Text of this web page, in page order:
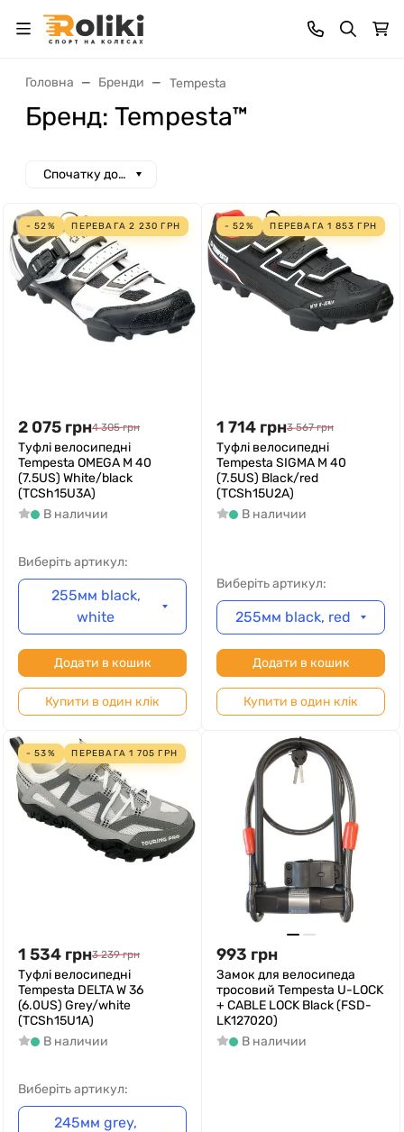
Головна Бренди Tempesta
Бренд: Tempesta™
Спочатку дорогі
- 52% ПЕРЕВАГА2 230 ГРН
2 075 грн4 305 грн
Туфлі велосипедні
Tempesta OMEGA M 40
(7.5US) White/black
(TCSh15U3A)
В наличии
Виберіть артикул:
255мм black,
white
Додати в кошик
Купити в один клік
- 52% ПЕРЕВАГА1 853 ГРН
1 714 грн3 567 грн
Туфлі велосипедні
Tempesta SIGMA M 40
(7.5US) Black/red
(TCSh15U2A)
В наличии
Виберіть артикул:
255мм black, red
Додати в кошик
Купити в один клік
- 53% ПЕРЕВАГА1 705 ГРН
1 534 грн3 239 грн
Туфлі велосипедні
Tempesta DELTA W 36
(6.0US) Grey/white
(TCSh15U1A)
В наличии
Виберіть артикул:
245мм grey,
993 грн
Замок для велосипеда
тросовий Tempesta U-LOCK
+ CABLE LOCK Black (FSD-
LK127020)
В наличии